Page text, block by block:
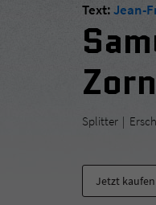
Text:Jean-
Splitter
Jetzt